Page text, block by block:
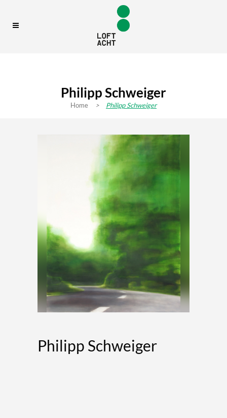
Philipp Schweiger
Home > Philipp Schweiger
Philipp Schweiger